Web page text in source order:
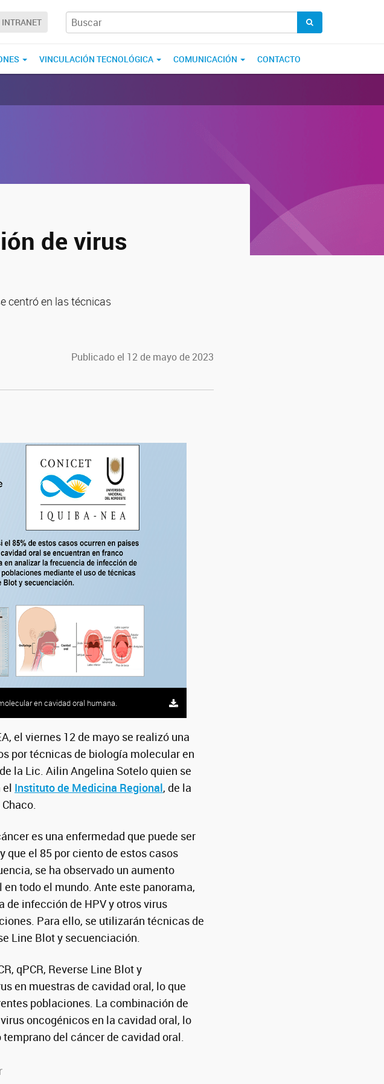
INTRANET
VINCULACIÓN TECNOLÓGICA COMUNICACIÓN CONTACTO
de virus
centró en las técnicas
Publicado el 12 de mayo de 2023
en cavidad oral humana.
el viernes 12 de mayo se realizó una
por técnicas de biología molecular en
la Lic. Ailin Angelina Sotelo quien se
el Instituto de Medicina Regional, de la
es una enfermedad que puede ser
que el 85 por ciento de estos casos
se ha observado un aumento
todo el mundo. Ante este panorama,
de infección de HPV y otros virus
Para ello, se utilizarán técnicas de
Line Blot y secuenciación.
qPCR, Reverse Line Blot y
en muestras de cavidad oral, lo que
poblaciones. La combinación de
oncogénicos en la cavidad oral, lo
del cáncer de cavidad oral.